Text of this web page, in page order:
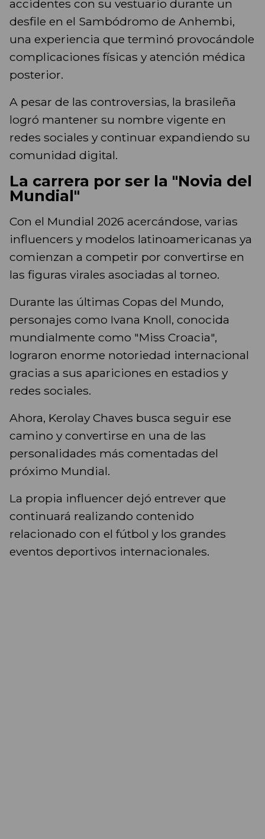
accidentes con su vestuario durante un
desfile en el Sambódromo de Anhembi,
una experiencia que terminó provocándole
complicaciones físicas y atención médica
posterior.
A pesar de las controversias, la brasileña
logró mantener su nombre vigente en
redes sociales y continuar expandiendo su
comunidad digital.
La carrera por ser la "Novia del
Mundial"
Con el Mundial 2026 acercándose, varias
influencers y modelos latinoamericanas ya
comienzan a competir por convertirse en
las figuras virales asociadas al torneo.
Durante las últimas Copas del Mundo,
personajes como Ivana Knoll, conocida
mundialmente como "Miss Croacia",
lograron enorme notoriedad internacional
gracias a sus apariciones en estadios y
redes sociales.
Ahora, Kerolay Chaves busca seguir ese
camino y convertirse en una de las
personalidades más comentadas del
próximo Mundial.
La propia influencer dejó entrever que
continuará realizando contenido
relacionado con el fútbol y los grandes
eventos deportivos internacionales.